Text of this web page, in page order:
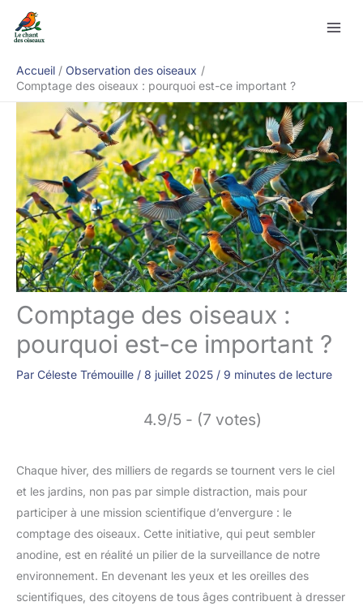
Accueil
Observation des oiseaux
Comptage des oiseaux : pourquoi est-ce important ?
Comptage des oiseaux :
pourquoi est-ce important ?
Par Céleste Trémouille / 8 juillet 2025 / 9 minutes de lecture
4.9/5 - (7 votes)
Chaque hiver, des milliers de regards se tournent vers le ciel
et les jardins, non pas par simple distraction, mais pour
participer à une mission scientifique d’envergure : le
comptage des oiseaux. Cette initiative, qui peut sembler
anodine, est en réalité un pilier de la surveillance de notre
environnement. En devenant les yeux et les oreilles des
scientifiques, des citoyens de tous âges contribuent à dresser
Rechercher